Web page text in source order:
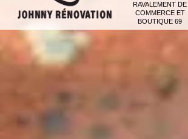
RAVALEMENT DE
COMMERCE ET
BOUTIQUE 69